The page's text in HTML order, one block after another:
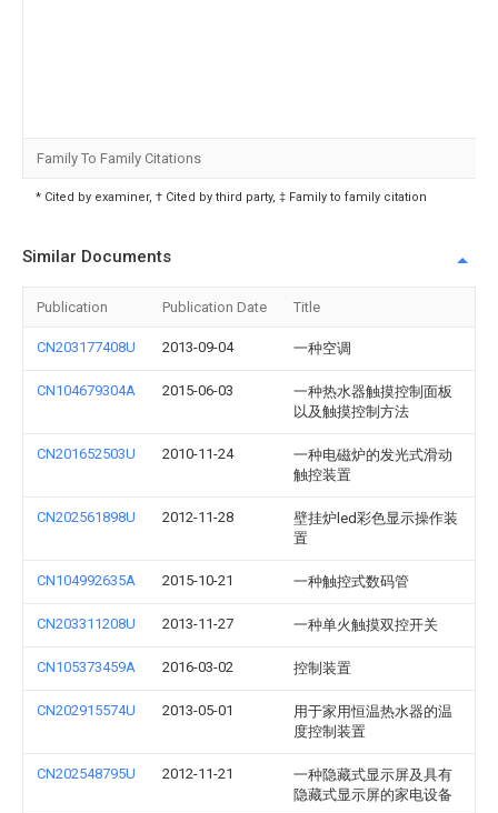
Family To Family Citations
* Cited by examiner, † Cited by third party, ‡ Family to family citation
Similar Documents
Publication Publication Date Title
CN203177408U 2013-09-04 一种空调
CN104679304A 2015-06-03
一种热水器触摸控制面板
以及触摸控制方法
CN201652503U 2010-11-24
一种电磁炉的发光式滑动
触控装置
CN202561898U 2012-11-28
壁挂炉led彩色显示操作装
置
CN104992635A 2015-10-21 一种触控式数码管
CN203311208U 2013-11-27 一种单火触摸双控开关
CN105373459A 2016-03-02 控制装置
CN202915574U 2013-05-01
用于家用恒温热水器的温
度控制装置
CN202548795U 2012-11-21
一种隐藏式显示屏及具有
隐藏式显示屏的家电设备